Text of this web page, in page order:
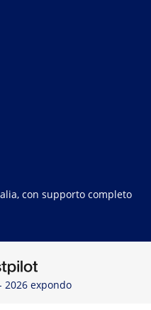
con supporto completo
2026 expondo